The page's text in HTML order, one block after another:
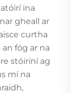
ina
gheall ar
curtha
an fóg ar na
stóiríní ag
mí na